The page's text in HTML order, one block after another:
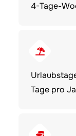
4-Tage-
Tage pro